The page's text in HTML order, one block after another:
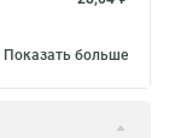
Показать больше